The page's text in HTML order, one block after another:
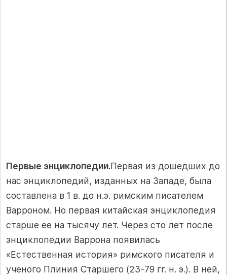
Первые энциклопедии.Первая из дошедших до
нас энциклопедий, изданных на Западе, была
составлена в 1 в. до н.э. римским писателем
Варроном. Но первая китайская энциклопедия
старше ее на тысячу лет. Через сто лет после
энциклопедии Варрона появилась
«Естественная история» римского писателя и
ученого Плиния Старшего (23-79 гг. н. э.). В ней,